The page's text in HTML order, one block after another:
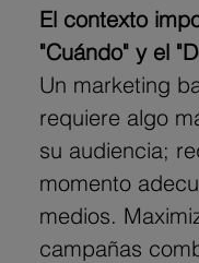
El contexto
"Cuándo" y el
Un marketing
requiere algo
su audiencia;
momento
medios.
campañas